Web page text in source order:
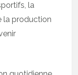
la
la production